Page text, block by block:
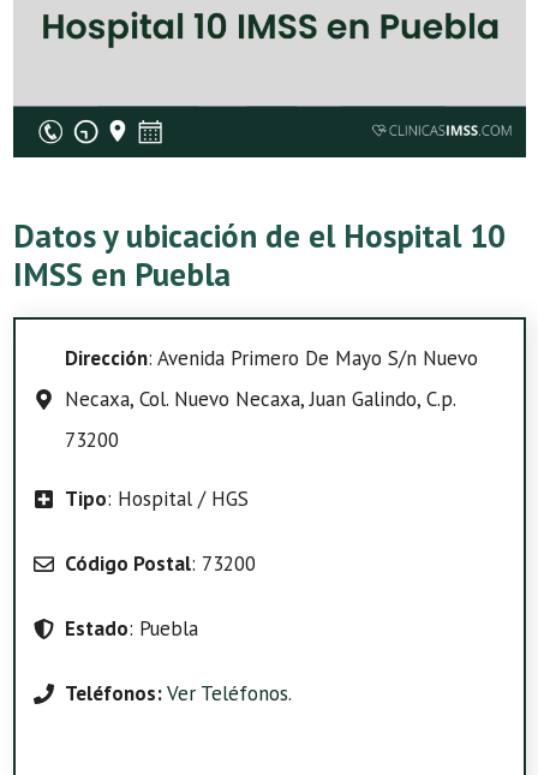
Datos y ubicación de el Hospital 10
IMSS en Puebla
Dirección: Avenida Primero De Mayo S/n Nuevo
Necaxa, Col. Nuevo Necaxa, Juan Galindo, C.p.
73200
Tipo: Hospital / HGS
Código Postal: 73200
Estado: Puebla
Teléfonos:Ver Teléfonos.